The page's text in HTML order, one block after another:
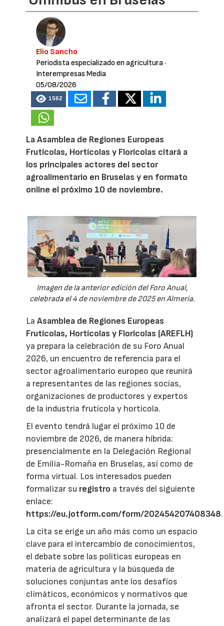
Elio Sancho
Periodista especializado en agricultura·
Interempresas Media
05/08/2026
1562
La Asamblea de Regiones Europeas
Frutícolas, Hortícolas y Florícolas citará a
los principales actores del sector
agroalimentario en Bruselas y en formato
online el próximo 10 de noviembre.
Imagen de la anterior edición del Foro Anual,
celebrada el 4 de noviembre de 2025 en Almería.
LaAsamblea de Regiones Europeas
Frutícolas, Hortícolas y Florícolas (AREFLH)
ya prepara la celebración de su Foro Anual
2026, un encuentro de referencia para el
sector agroalimentario europeo que reunirá
a representantes de las regiones socias,
organizaciones de productores y expertos
de la industria frutícola y hortícola.
El evento tendrá lugar el próximo 10 de
noviembre de 2026, de manera híbrida:
presencialmente en la Delegación Regional
de Emilia-Romaña en Bruselas, así como de
forma virtual. Los interesados pueden
formalizar su registro a través del siguiente
enlace:
https://eu.jotform.com/form/202454207408348.
La cita se erige un año más como un espacio
clave para el intercambio de conocimientos,
el debate sobre las políticas europeas en
materia de agricultura y la búsqueda de
soluciones conjuntas ante los desafíos
climáticos, económicos y normativos que
afronta el sector. Durante la jornada, se
analizará el papel determinante de las